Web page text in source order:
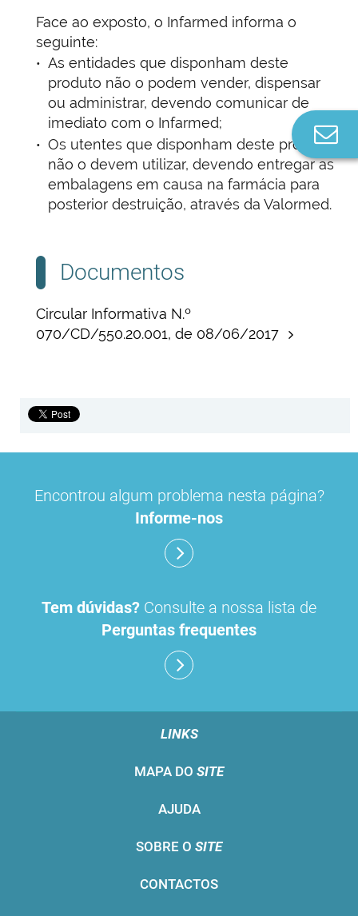
Face ao exposto, o Infarmed informa o
seguinte:
As entidades que disponham deste
produto não o podem vender, dispensar
ou administrar, devendo comunicar de
imediato com o Infarmed;
Os utentes que disponham deste produto
não o devem utilizar, devendo entregar as
embalagens em causa na farmácia para
posterior destruição, através da Valormed.
Documentos
Circular Informativa N.º
070/CD/550.20.001, de 08/06/2017
Encontrou algum problema nesta página?
Informe-nos
Tem dúvidas? Consulte a nossa lista de
Perguntas frequentes
LINKS
MAPA DO SITE
AJUDA
SOBRE O SITE
CONTACTOS